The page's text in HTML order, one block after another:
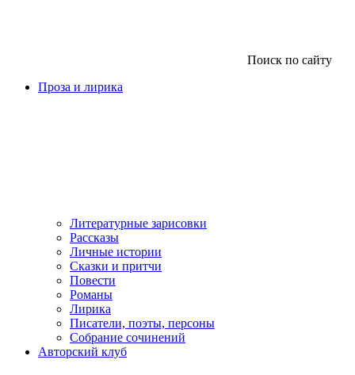
Поиск по сайту
Проза и лирика
Литературные зарисовки
Рассказы
Личные истории
Сказки и притчи
Повести
Романы
Лирика
Писатели, поэты, персоны
Собрание сочинений
Авторский клуб